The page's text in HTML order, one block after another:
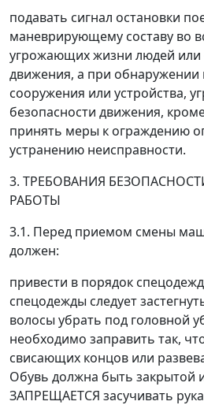
подавать сигнал остановки
маневрирующему составу во
угрожающих жизни людей или
движения, а при обнаружении
сооружения или устройства,
безопасности движения,
принять меры к ограждению
устранению неисправности.
3. ТРЕБОВАНИЯ
РАБОТЫ
3.1. Перед приемом смены
должен:
привести в порядок
спецодежды следует
волосы убрать под головной
необходимо заправить так,
свисающих концов или
Обувь должна быть закрытой
ЗАПРЕЩАЕТСЯ засучивать